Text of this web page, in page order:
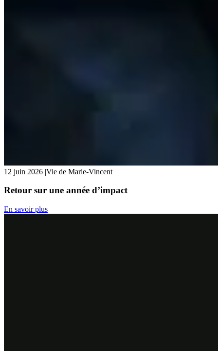
12 juin 2026 |Vie de Marie-Vincent
Retour sur une année d’impact
En savoir plus